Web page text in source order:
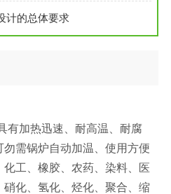
计的总体要求
有加热迅速、耐高温、耐腐
需锅炉自动加温、使用方便
工、橡胶、农药、染料、医
化、氢化、烃化、聚合、缩